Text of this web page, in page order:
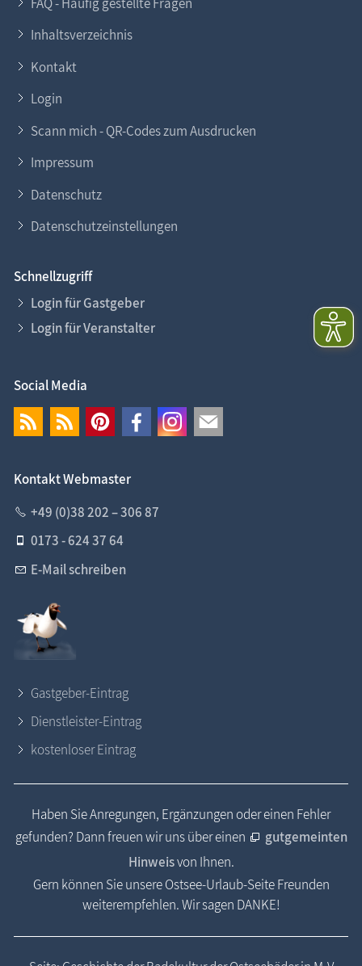
Inhaltsverzeichnis
Kontakt
Login
Scann mich - QR-Codes zum Ausdrucken
Impressum
Datenschutz
Datenschutzeinstellungen
Schnellzugriff
Login für Gastgeber
Login für Veranstalter
Social Media
Kontakt Webmaster
+49 (0)38 202 – 306 87
0173 - 624 37 64
E-Mail schreiben
Gastgeber-Eintrag
Dienstleister-Eintrag
kostenloser Eintrag
Haben Sie Anregungen, Ergänzungen oder einen Fehler
gefunden? Dann freuen wir uns über einen
gutgemeinten
Hinweisvon Ihnen.
Gern können Sie unsere Ostsee-Urlaub-Seite Freunden
weiterempfehlen. Wir sagen DANKE!